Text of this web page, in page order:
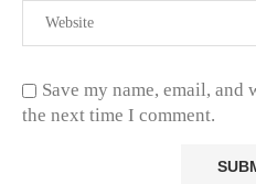
Save my name, email,
the next time I comment.